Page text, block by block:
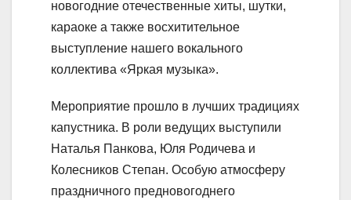
новогодние отечественные хиты, шутки,
караоке а также восхитительное
выступление нашего вокального
коллектива «Яркая музыка».
Мероприятие прошло в лучших традициях
капустника. В роли ведущих выступили
Наталья Панкова, Юля Родичева и
Колесников Степан. Особую атмосферу
праздничного предновогоднего